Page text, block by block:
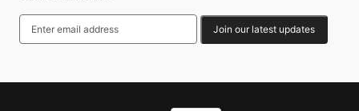
Join our latest updates